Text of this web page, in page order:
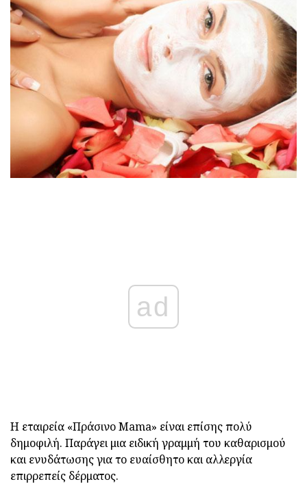
ad
Η εταιρεία «Πράσινο Mama» είναι επίσης πολύ
δημοφιλή. Παράγει μια ειδική γραμμή του καθαρισμού
και ενυδάτωσης για το ευαίσθητο και αλλεργία
επιρρεπείς δέρματος.